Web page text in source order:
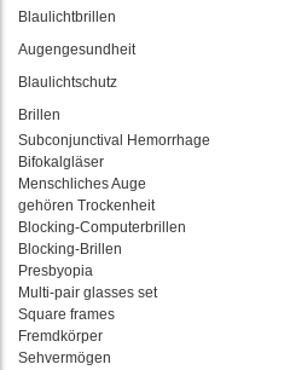
Blaulichtbrillen
Augengesundheit
Blaulichtschutz
Brillen
Subconjunctival Hemorrhage
Bifokalgläser
Menschliches Auge
gehören Trockenheit
Blocking-Computerbrillen
Blocking-Brillen
Presbyopia
Multi-pair glasses set
Square frames
Fremdkörper
Sehvermögen